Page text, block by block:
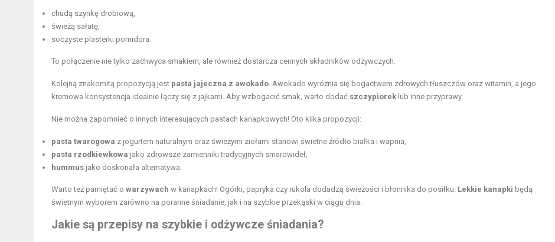
chudą szynkę drobiową,
świeżą sałatę,
soczyste plasterki pomidora.
To połączenie nie tylko zachwyca smakiem, ale również dostarcza cennych składników odżywczych.
Kolejną znakomitą propozycją jest pasta jajeczna z awokado. Awokado wyróżnia się bogactwem zdrowych tłuszczów oraz witamin, a jego
kremowa konsystencja idealnie łączy się z jajkami. Aby wzbogacić smak, warto dodać szczypiorek lub inne przyprawy.
Nie można zapomnieć o innych interesujących pastach kanapkowych! Oto kilka propozycji:
pasta twarogowa z jogurtem naturalnym oraz świeżymi ziołami stanowi świetne źródło białka i wapnia,
pasta rzodkiewkowa jako zdrowsze zamienniki tradycyjnych smarowideł,
hummus jako doskonała alternatywa.
Warto też pamiętać o warzywach w kanapkach! Ogórki, papryka czy rukola dodadzą świeżości i błonnika do posiłku. Lekkie kanapki będą
świetnym wyborem zarówno na poranne śniadanie, jak i na szybkie przekąski w ciągu dnia.
Jakie są przepisy na szybkie i odżywcze śniadania?